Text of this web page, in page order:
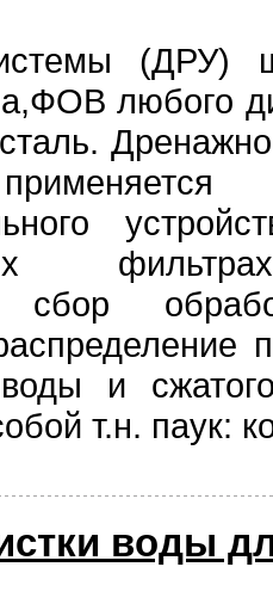
(ДРУ)
любого
сбор
и
т.н. паук:
воды